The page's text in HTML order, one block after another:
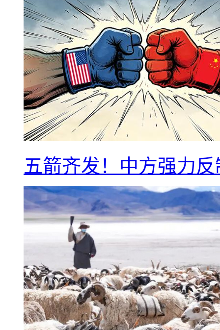
五箭齐发！中方强力